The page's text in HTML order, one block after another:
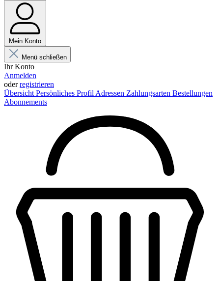
Mein Konto
Menü schließen
Ihr Konto
Anmelden
oderregistrieren
Übersicht Persönliches Profil Adressen Zahlungsarten Bestellungen
Abonnements